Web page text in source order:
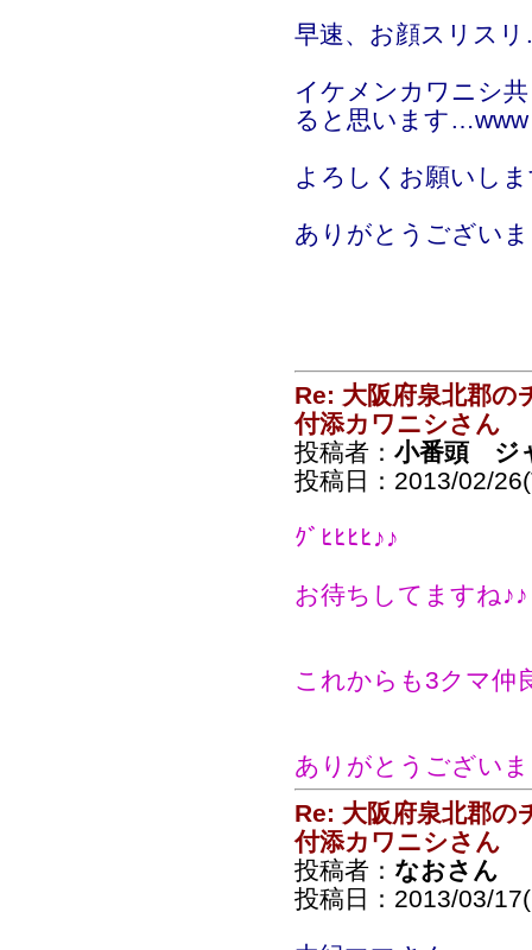
早速、お顔スリス
イケメンカワニシ
ると思います…www
よろしくお願いし
ありがとうござい
Re: 大阪府泉北郡の
付添カワニシさん
投稿者： 小番頭 ジ
投稿日：2013/02/
ｸﾞﾋﾋﾋﾋ♪♪
お待ちしてますね♪♪
これからも3クマ仲
ありがとうござい
Re: 大阪府泉北郡の
付添カワニシさん
投稿者： なおさん
投稿日：2013/03/